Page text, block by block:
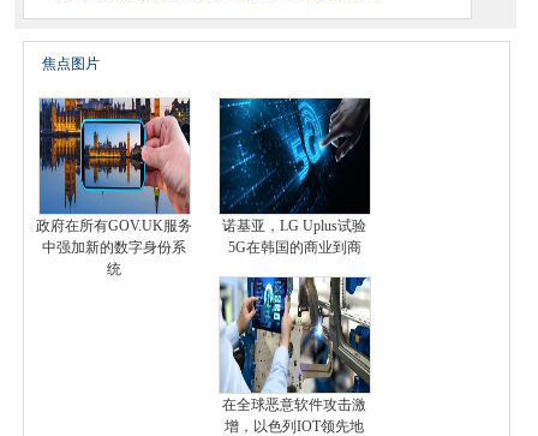
焦点图片
政府在所有GOV.UK服务
中强加新的数字身份系
统
诺基亚，LG Uplus试验
5G在韩国的商业到商
在全球恶意软件攻击激
增，以色列IOT领先地